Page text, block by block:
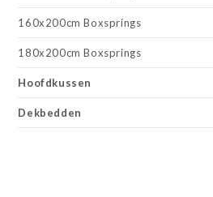
160x200cm Boxsprings
180x200cm Boxsprings
Hoofdkussen
Dekbedden